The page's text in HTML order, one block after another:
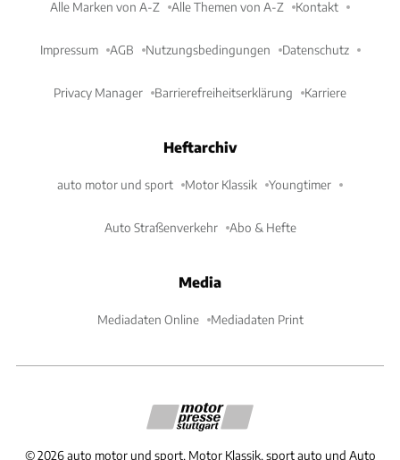
Alle Marken von A-Z Alle Themen von A-Z Kontakt
Impressum AGB Nutzungsbedingungen Datenschutz
Privacy Manager Barrierefreiheitserklärung Karriere
Heftarchiv
auto motor und sport Motor Klassik Youngtimer
Auto Straßenverkehr Abo & Hefte
Media
Mediadaten Online Mediadaten Print
©2026 auto motor und sport, Motor Klassik, sport auto und Auto